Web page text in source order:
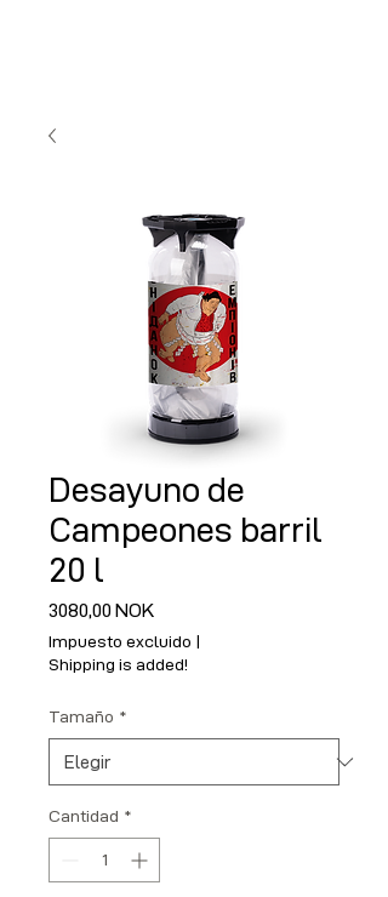
Desayuno de
Campeones barril
20 l
3080,00 NOKPrecio
Impuesto excluido |
Shipping is added!
Tamaño *
Cantidad *